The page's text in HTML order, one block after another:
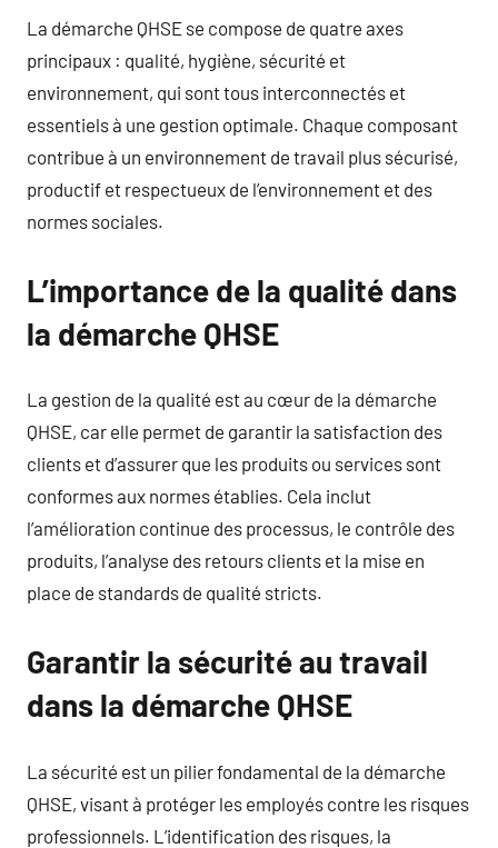
La démarche QHSE se compose de quatre axes
principaux : qualité, hygiène, sécurité et
environnement, qui sont tous interconnectés et
essentiels à une gestion optimale. Chaque composant
contribue à un environnement de travail plus sécurisé,
productif et respectueux de l’environnement et des
normes sociales.
L’importance de la qualité dans
la démarche QHSE
La gestion de la qualité est au cœur de la démarche
QHSE, car elle permet de garantir la satisfaction des
clients et d’assurer que les produits ou services sont
conformes aux normes établies. Cela inclut
l’amélioration continue des processus, le contrôle des
produits, l’analyse des retours clients et la mise en
place de standards de qualité stricts.
Garantir la sécurité au travail
dans la démarche QHSE
La sécurité est un pilier fondamental de la démarche
QHSE, visant à protéger les employés contre les risques
professionnels. L’identification des risques, la